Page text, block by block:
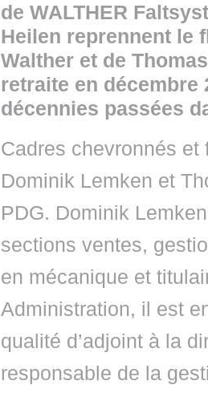
de WALTHER
Heilen reprennent le
Walther et de
retraite en décembre
décennies passées
Cadres chevronnés
Dominik Lemken et
PDG. Dominik
sections ventes,
en mécanique et
Administration, il est
qualité d’adjoint à la
responsable de la